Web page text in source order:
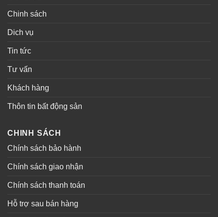
Chinh sách
Dich vụ
Tin tức
Tư vấn
Khách hàng
Thôn tin bất động sản
CHINH SÁCH
Chính sách bảo hành
Chính sách giao nhận
Chính sách thanh toán
Hỗ trợ sau bán hàng